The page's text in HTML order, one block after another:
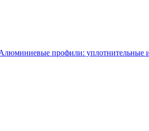
профили: уплотнительные